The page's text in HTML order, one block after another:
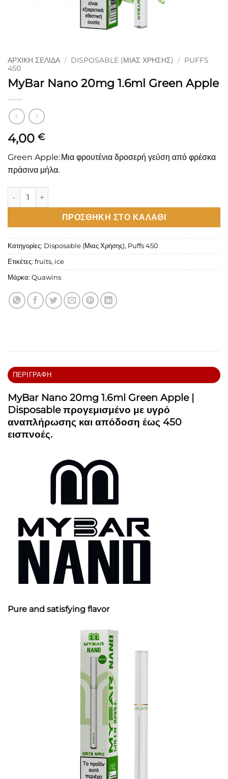
ΑΡΧΙΚΉ ΣΕΛΊΔΑ / DISPOSABLE (ΜΙΑΣ ΧΡΉΣΗΣ) / PUFFS
450
MyBar Nano 20mg 1.6ml Green Apple
4,00 €
Green Apple: Μια φρουτένια δροσερή γεύση από φρέσκα
πράσινα μήλα.
MyBar Nano 20mg 1.6ml Green Apple ποσότητα
ΠΡΟΣΘΉΚΗ ΣΤΟ ΚΑΛΆΘΙ
Κατηγορίες: Disposable (Μιας Χρήσης), Puffs 450
Ετικέτες: fruits, ice
Μάρκα: Quawins
ΠΕΡΙΓΡΑΦΉ
MyBar Nano 20mg 1.6ml Green Apple |
Disposable προγεμισμένο με υγρό
αναπλήρωσης και απόδοση έως 450
εισπνοές.
Pure and satisfying flavor